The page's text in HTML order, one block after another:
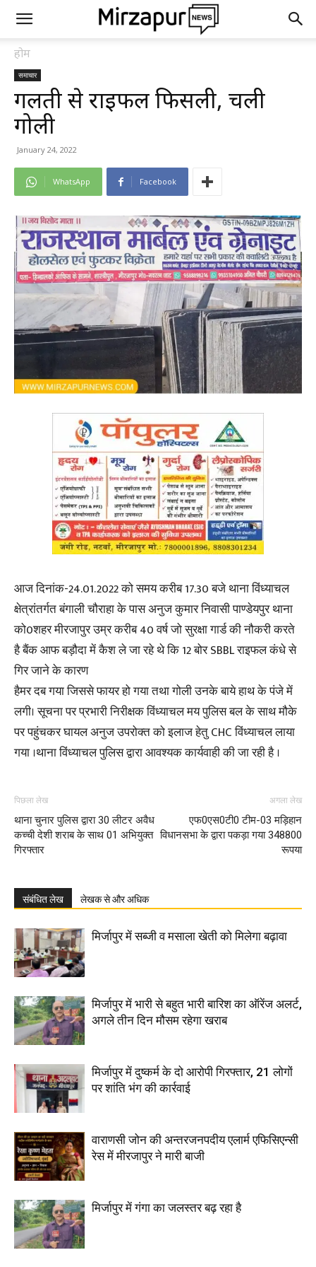
होम
समाचार
गलती से राइफल फिसली, चली
गोली
January 24, 2022
WhatsApp Facebook
आज दिनांक-24.01.2022 को समय करीब 17.30 बजे थाना विंध्याचल
क्षेत्रांतर्गत बंगाली चौराहा के पास अनुज कुमार निवासी पाण्डेयपुर थाना
को0शहर मीरजापुर उम्र करीब 40 वर्ष जो सुरक्षा गार्ड की नौकरी करते
है बैंक आफ बड़ौदा में कैश ले जा रहे थे कि 12 बोर SBBL राइफल कंधे से
गिर जाने के कारण
हैमर दब गया जिससे फायर हो गया तथा गोली उनके बाये हाथ के पंजे में
लगी। सूचना पर प्रभारी निरीक्षक विंध्याचल मय पुलिस बल के साथ मौके
पर पहुंचकर घायल अनुज उपरोक्त को इलाज हेतु CHC विंध्याचल लाया
गया ।थाना विंध्याचल पुलिस द्वारा आवश्यक कार्यवाही की जा रही है ।
पिछला लेख
थाना चुनार पुलिस द्वारा 30 लीटर अवैध
कच्ची देशी शराब के साथ 01 अभियुक्त
गिरफ्तार
अगला लेख
एफ0एस0टी0 टीम-03 मड़िहान
विधानसभा के द्वारा पकड़ा गया 348800
रूपया
संबंधित लेख लेखक से और अधिक
मिर्जापुर में सब्जी व मसाला खेती को मिलेगा बढ़ावा
मिर्जापुर में भारी से बहुत भारी बारिश का ऑरेंज अलर्ट,
अगले तीन दिन मौसम रहेगा खराब
मिर्जापुर में दुष्कर्म के दो आरोपी गिरफ्तार, 21 लोगों
पर शांति भंग की कार्रवाई
वाराणसी जोन की अन्तरजनपदीय एलार्म एफिसिएन्सी
रेस में मीरजापुर ने मारी बाजी
मिर्जापुर में गंगा का जलस्तर बढ़ रहा है